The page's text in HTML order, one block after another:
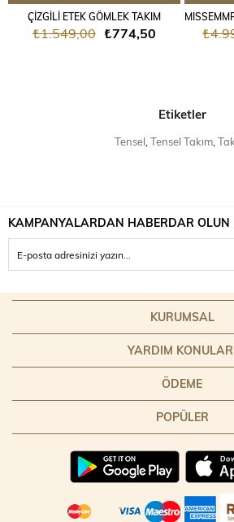
ÇİZGİLİ ETEK GÖMLEK TAKIM
₺774,50
₺1.549,00
Etiketler
Tensel Tensel Takım
KAMPANYALARDAN HABERDAR OLUN
KURUMSAL
YARDIM
ÖDEME
POPÜLER